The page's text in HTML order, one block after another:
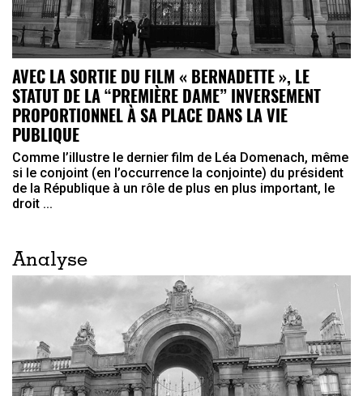
AVEC LA SORTIE DU FILM « BERNADETTE », LE
STATUT DE LA “PREMIÈRE DAME” INVERSEMENT
PROPORTIONNEL À SA PLACE DANS LA VIE
PUBLIQUE
Comme l’illustre le dernier film de Léa Domenach, même
si le conjoint (en l’occurrence la conjointe) du président
de la République à un rôle de plus en plus important, le
droit ...
Analyse